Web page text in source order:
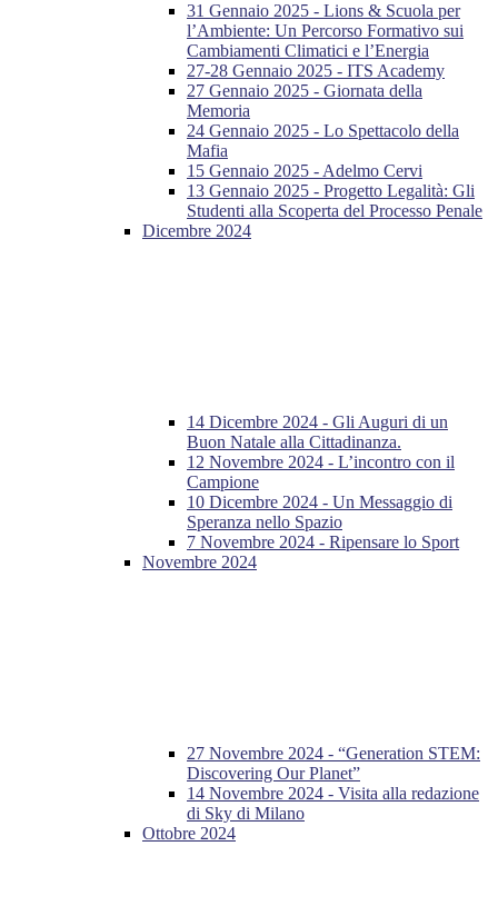
31 Gennaio 2025 - Lions & Scuola per
l’Ambiente: Un Percorso Formativo sui
Cambiamenti Climatici e l’Energia
27-28 Gennaio 2025 - ITS Academy
27 Gennaio 2025 - Giornata della
Memoria
24 Gennaio 2025 - Lo Spettacolo della
Mafia
15 Gennaio 2025 - Adelmo Cervi
13 Gennaio 2025 - Progetto Legalità: Gli
Studenti alla Scoperta del Processo Penale
Dicembre 2024
14 Dicembre 2024 - Gli Auguri di un
Buon Natale alla Cittadinanza.
12 Novembre 2024 - L’incontro con il
Campione
10 Dicembre 2024 - Un Messaggio di
Speranza nello Spazio
7 Novembre 2024 - Ripensare lo Sport
Novembre 2024
27 Novembre 2024 - “Generation STEM:
Discovering Our Planet”
14 Novembre 2024 - Visita alla redazione
di Sky di Milano
Ottobre 2024